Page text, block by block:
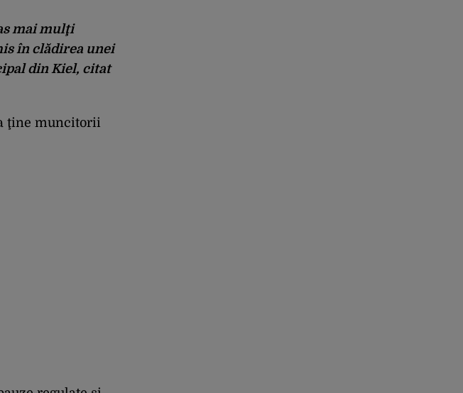
mai mulţi
în clădirea unei
din Kiel, citat
ţine muncitorii